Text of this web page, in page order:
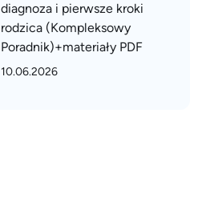
diagnoza i pierwsze kroki
rodzica (Kompleksowy
Poradnik)+materiały PDF
10.06.2026